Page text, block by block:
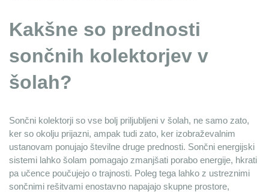
Kakšne so prednosti
sončnih kolektorjev v
šolah?
Sončni kolektorji so vse bolj priljubljeni v šolah, ne samo zato,
ker so okolju prijazni, ampak tudi zato, ker izobraževalnim
ustanovam ponujajo številne druge prednosti. Sončni energijski
sistemi lahko šolam pomagajo zmanjšati porabo energije, hkrati
pa učence poučujejo o trajnosti. Poleg tega lahko z ustreznimi
sončnimi rešitvami enostavno napajajo skupne prostore,
Ponudba poteče: 2026.09.10.
Na zalogi
Ponudba poteče: 2026.09.10.